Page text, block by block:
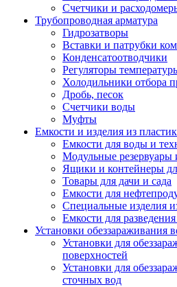
Счетчики и
Трубопроводная арматура
Гидрозатворы
Вставки и патрубки
Конденсатоотводчики
Регуляторы
Холодильники отбора
Дробь, песок
Счетчики воды
Муфты
Емкости и изделия из
Емкости для воды и
Модульные резервуары
Ящики и контейнеры
Товары для дачи и сада
Емкости для
Специальные изделия
Емкости для
Установки обеззараживания
Установки для
поверхностей
Установки для
сточных вод